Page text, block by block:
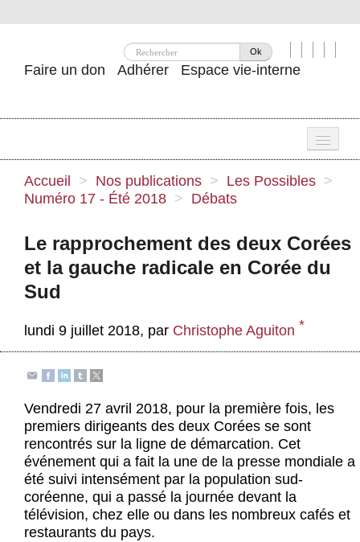
Ok
Faire un don Adhérer Espace vie-interne
Attac ?
Se mobiliser
Publications
Agenda
Actus et médias
Boutique
Accueil > Nos publications > Les Possibles >
Numéro 17 - Été 2018 > Débats
Le rapprochement des deux Corées
et la gauche radicale en Corée du
Sud
lundi 9 juillet 2018, par Christophe Aguiton *
Vendredi 27 avril 2018, pour la première fois, les
premiers dirigeants des deux Corées se sont
rencontrés sur la ligne de démarcation. Cet
événement qui a fait la une de la presse mondiale a
été suivi intensément par la population sud-
coréenne, qui a passé la journée devant la
télévision, chez elle ou dans les nombreux cafés et
restaurants du pays.